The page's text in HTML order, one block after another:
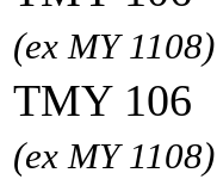
(ex MY 1108)
TMY 106
(ex MY 1108)